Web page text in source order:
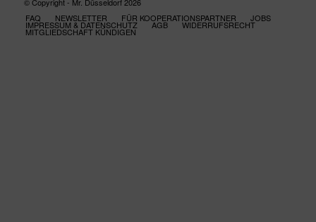
© Copyright - Mr. Düsseldorf 2026
FAQ
NEWSLETTER FÜR KOOPERATIONSPARTNER JOBS
IMPRESSUM & DATENSCHUTZ AGB WIDERRUFSRECHT
MITGLIEDSCHAFT KÜNDIGEN